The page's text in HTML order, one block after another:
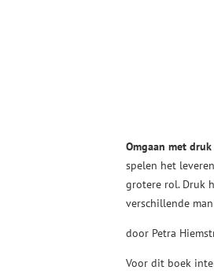
Omgaan met druk
spelen het
grotere rol. Druk
verschillende
door Petra
Voor dit boek